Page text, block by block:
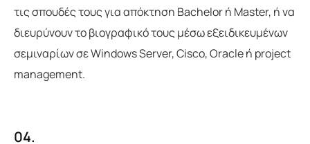
τις σπουδές τους για απόκτηση Bachelor ή Master, ή να
διευρύνουν το βιογραφικό τους μέσω εξειδικευμένων
σεμιναρίων σε Windows Server, Cisco, Oracle ή project
management.
04.